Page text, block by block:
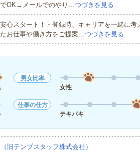
OK→メールでのやり…つづきを見る
心スタート！・登録時、キャリアを一緒に考
お仕事や働き方をご提案…つづきを見る
男女比率
女性
仕事の仕方
テキパキ
テンプスタッフ株式会社）